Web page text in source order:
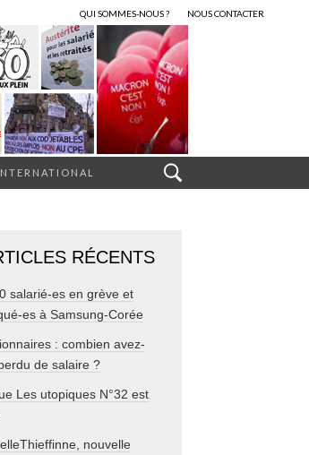
QUI SOMMES-NOUS ? NOUS CONTACTER
RÉCENTS
salarié-es en grève et
es à Samsung-Corée
: combien avez-
de salaire ?
Les utopiques N°32 est
nouvelle